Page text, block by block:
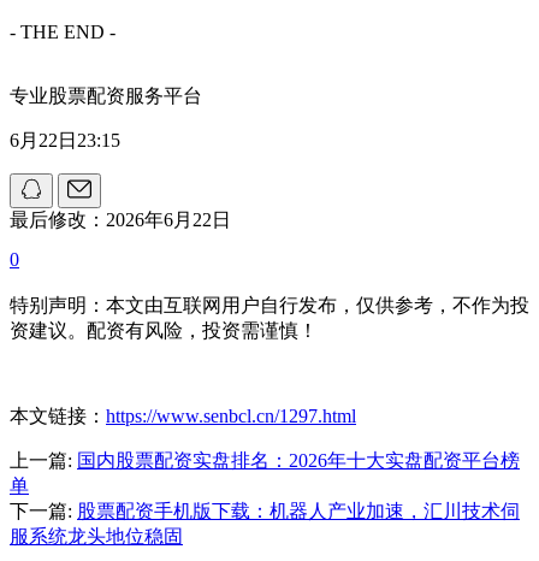
- THE END -
专业股票配资服务平台
6月22日23:15
最后修改：2026年6月22日
0
特别声明：本文由互联网用户自行发布，仅供参考，不作为投
资建议。配资有风险，投资需谨慎！
本文链接： https://www.senbcl.cn/1297.html
上一篇: 国内股票配资实盘排名：2026年十大实盘配资平台榜
单
下一篇: 股票配资手机版下载：机器人产业加速，汇川技术伺
服系统龙头地位稳固